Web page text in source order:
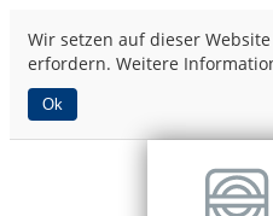
Wir setzen auf dieser Website
erfordern. Weitere
Ok